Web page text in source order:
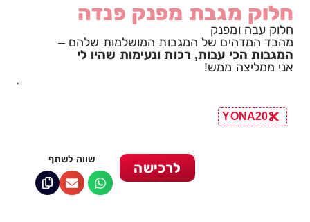
חלוק מגבת מפנק פנדה
חלוק עבה ומפנק
מהבד המדהים של המגבות המושלמות שלהם –
המגבות הכי עבות, רכות ונעימות שהיו לי
אני ממליצה ממש!
.
YONA20
שווה לשתף
לרכישה